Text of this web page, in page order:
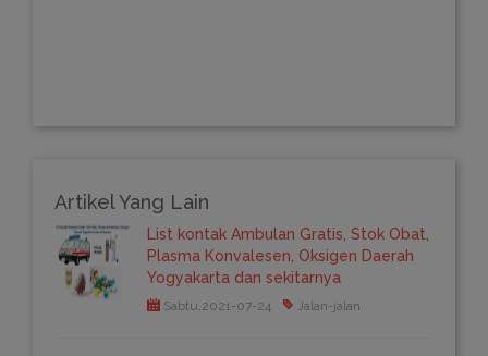
Artikel Yang Lain
List kontak Ambulan Gratis, Stok Obat,
Plasma Konvalesen, Oksigen Daerah
Yogyakarta dan sekitarnya
Sabtu,2021-07-24 Jalan-jalan